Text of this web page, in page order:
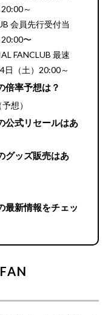
～
会員先行受付当
〜
FANCLUB 最速
日（土）20:00～
倍率予想は？
想）
公式リセールはあ
グッズ販売はあ
最新情報をチェッ